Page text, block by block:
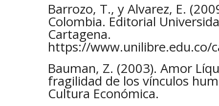
Barrozo, T., y Alvarez, E.
Colombia. Editorial
Cartagena.
https://www.unilibre.edu.co/
Bauman, Z. (2003). Amor
fragilidad de los vínculos
Cultura Económica.